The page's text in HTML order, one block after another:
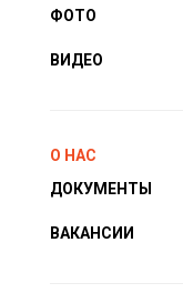
ФОТО
ВИДЕО
О НАС
ДОКУМЕНТЫ
ВАКАНСИИ